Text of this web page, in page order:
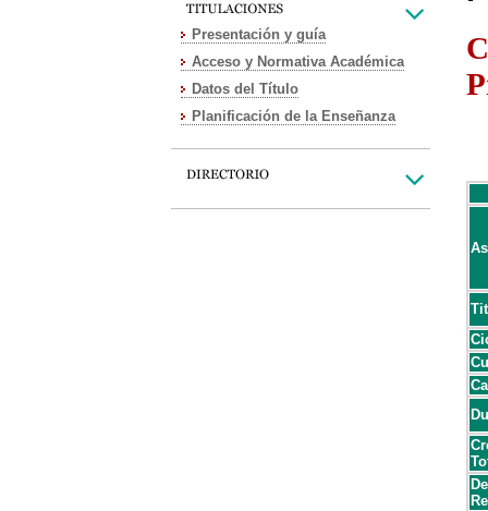
Presentación y guía
Acceso y Normativa Académica
Datos del Título
Planificación de la Enseñanza